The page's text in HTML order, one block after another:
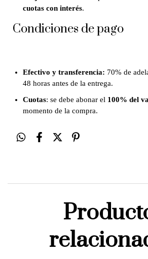
cuotas con interés.
Condiciones de pago
Efectivo y transferencia: 70% de
48 horas antes de la entrega.
Cuotas: se debe abonar el 100% del
momento de la compra.